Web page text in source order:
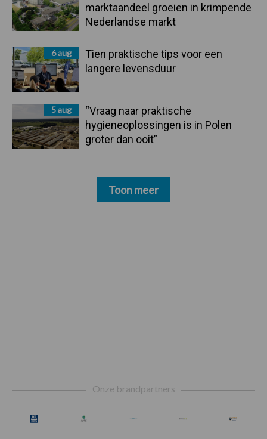
marktaandeel groeien in krimpende
Nederlandse markt
6 aug
Tien praktische tips voor een
langere levensduur
5 aug
“Vraag naar praktische
hygieneoplossingen is in Polen
groter dan ooit”
Toon meer
Onze brandpartners